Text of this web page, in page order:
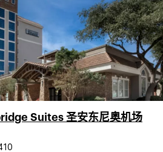
Suites 圣安东尼奥机场